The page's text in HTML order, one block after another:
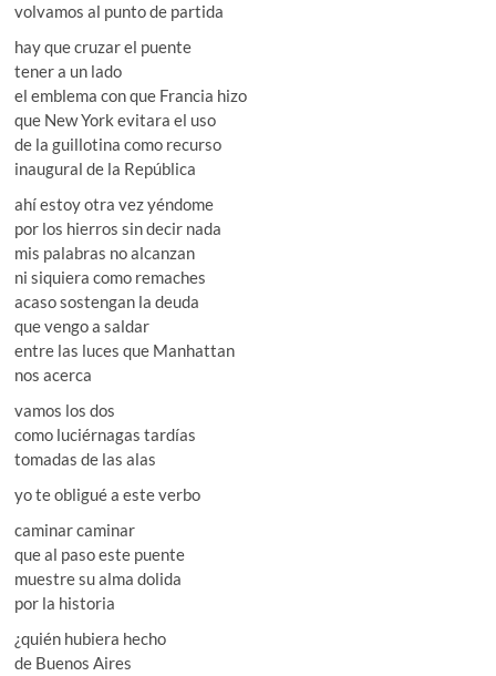
volvamos al punto de partida
hay que cruzar el puente
tener a un lado
el emblema con que Francia hizo
que New York evitara el uso
de la guillotina como recurso
inaugural de la República
ahí estoy otra vez yéndome
por los hierros sin decir nada
mis palabras no alcanzan
ni siquiera como remaches
acaso sostengan la deuda
que vengo a saldar
entre las luces que Manhattan
nos acerca
vamos los dos
como luciérnagas tardías
tomadas de las alas
yo te obligué a este verbo
caminar caminar
que al paso este puente
muestre su alma dolida
por la historia
¿quién hubiera hecho
de Buenos Aires